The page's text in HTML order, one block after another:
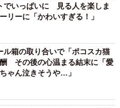
でいっぱいに 見る人を楽しま
リーに「かわいすぎる！」
ル箱の取り合いで「ポコスカ猫
その後の心温まる結末に「愛
ゃん泣きそうや…」